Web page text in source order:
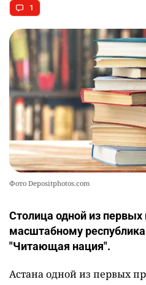
1
Фото Depositphotos.com
Столица одной из первых
масштабному
"Читающая нация".
Астана одной из первых